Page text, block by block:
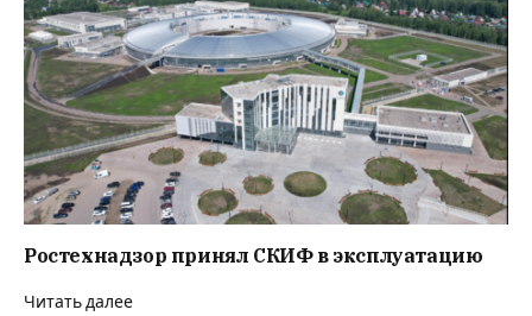
Ростехнадзор принял СКИФ в эксплуатацию
Читать далее